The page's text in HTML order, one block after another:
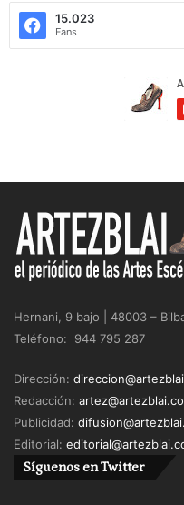
15.023
Fans
Hernani, 9 bajo | 48003 –
Teléfono: 944 795 287
Dirección:
Redacción:
Publicidad:
Editorial:
Síguenos en Twitter